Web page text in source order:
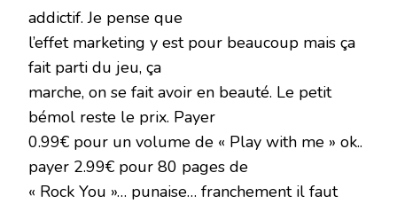
addictif. Je pense que
l’effet marketing y est pour beaucoup mais ça
fait parti du jeu, ça
marche, on se fait avoir en beauté. Le petit
bémol reste le prix. Payer
0.99€ pour un volume de « Play with me » ok..
payer 2.99€ pour 80 pages de
« Rock You »… punaise… franchement il faut